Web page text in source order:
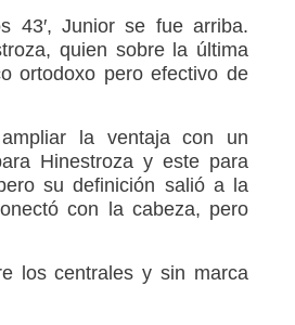
43′, Junior se fue arriba.
quien sobre la última
ortodoxo pero efectivo de
la ventaja con un
Hinestroza y este para
su definición salió a la
con la cabeza, pero
los centrales y sin marca